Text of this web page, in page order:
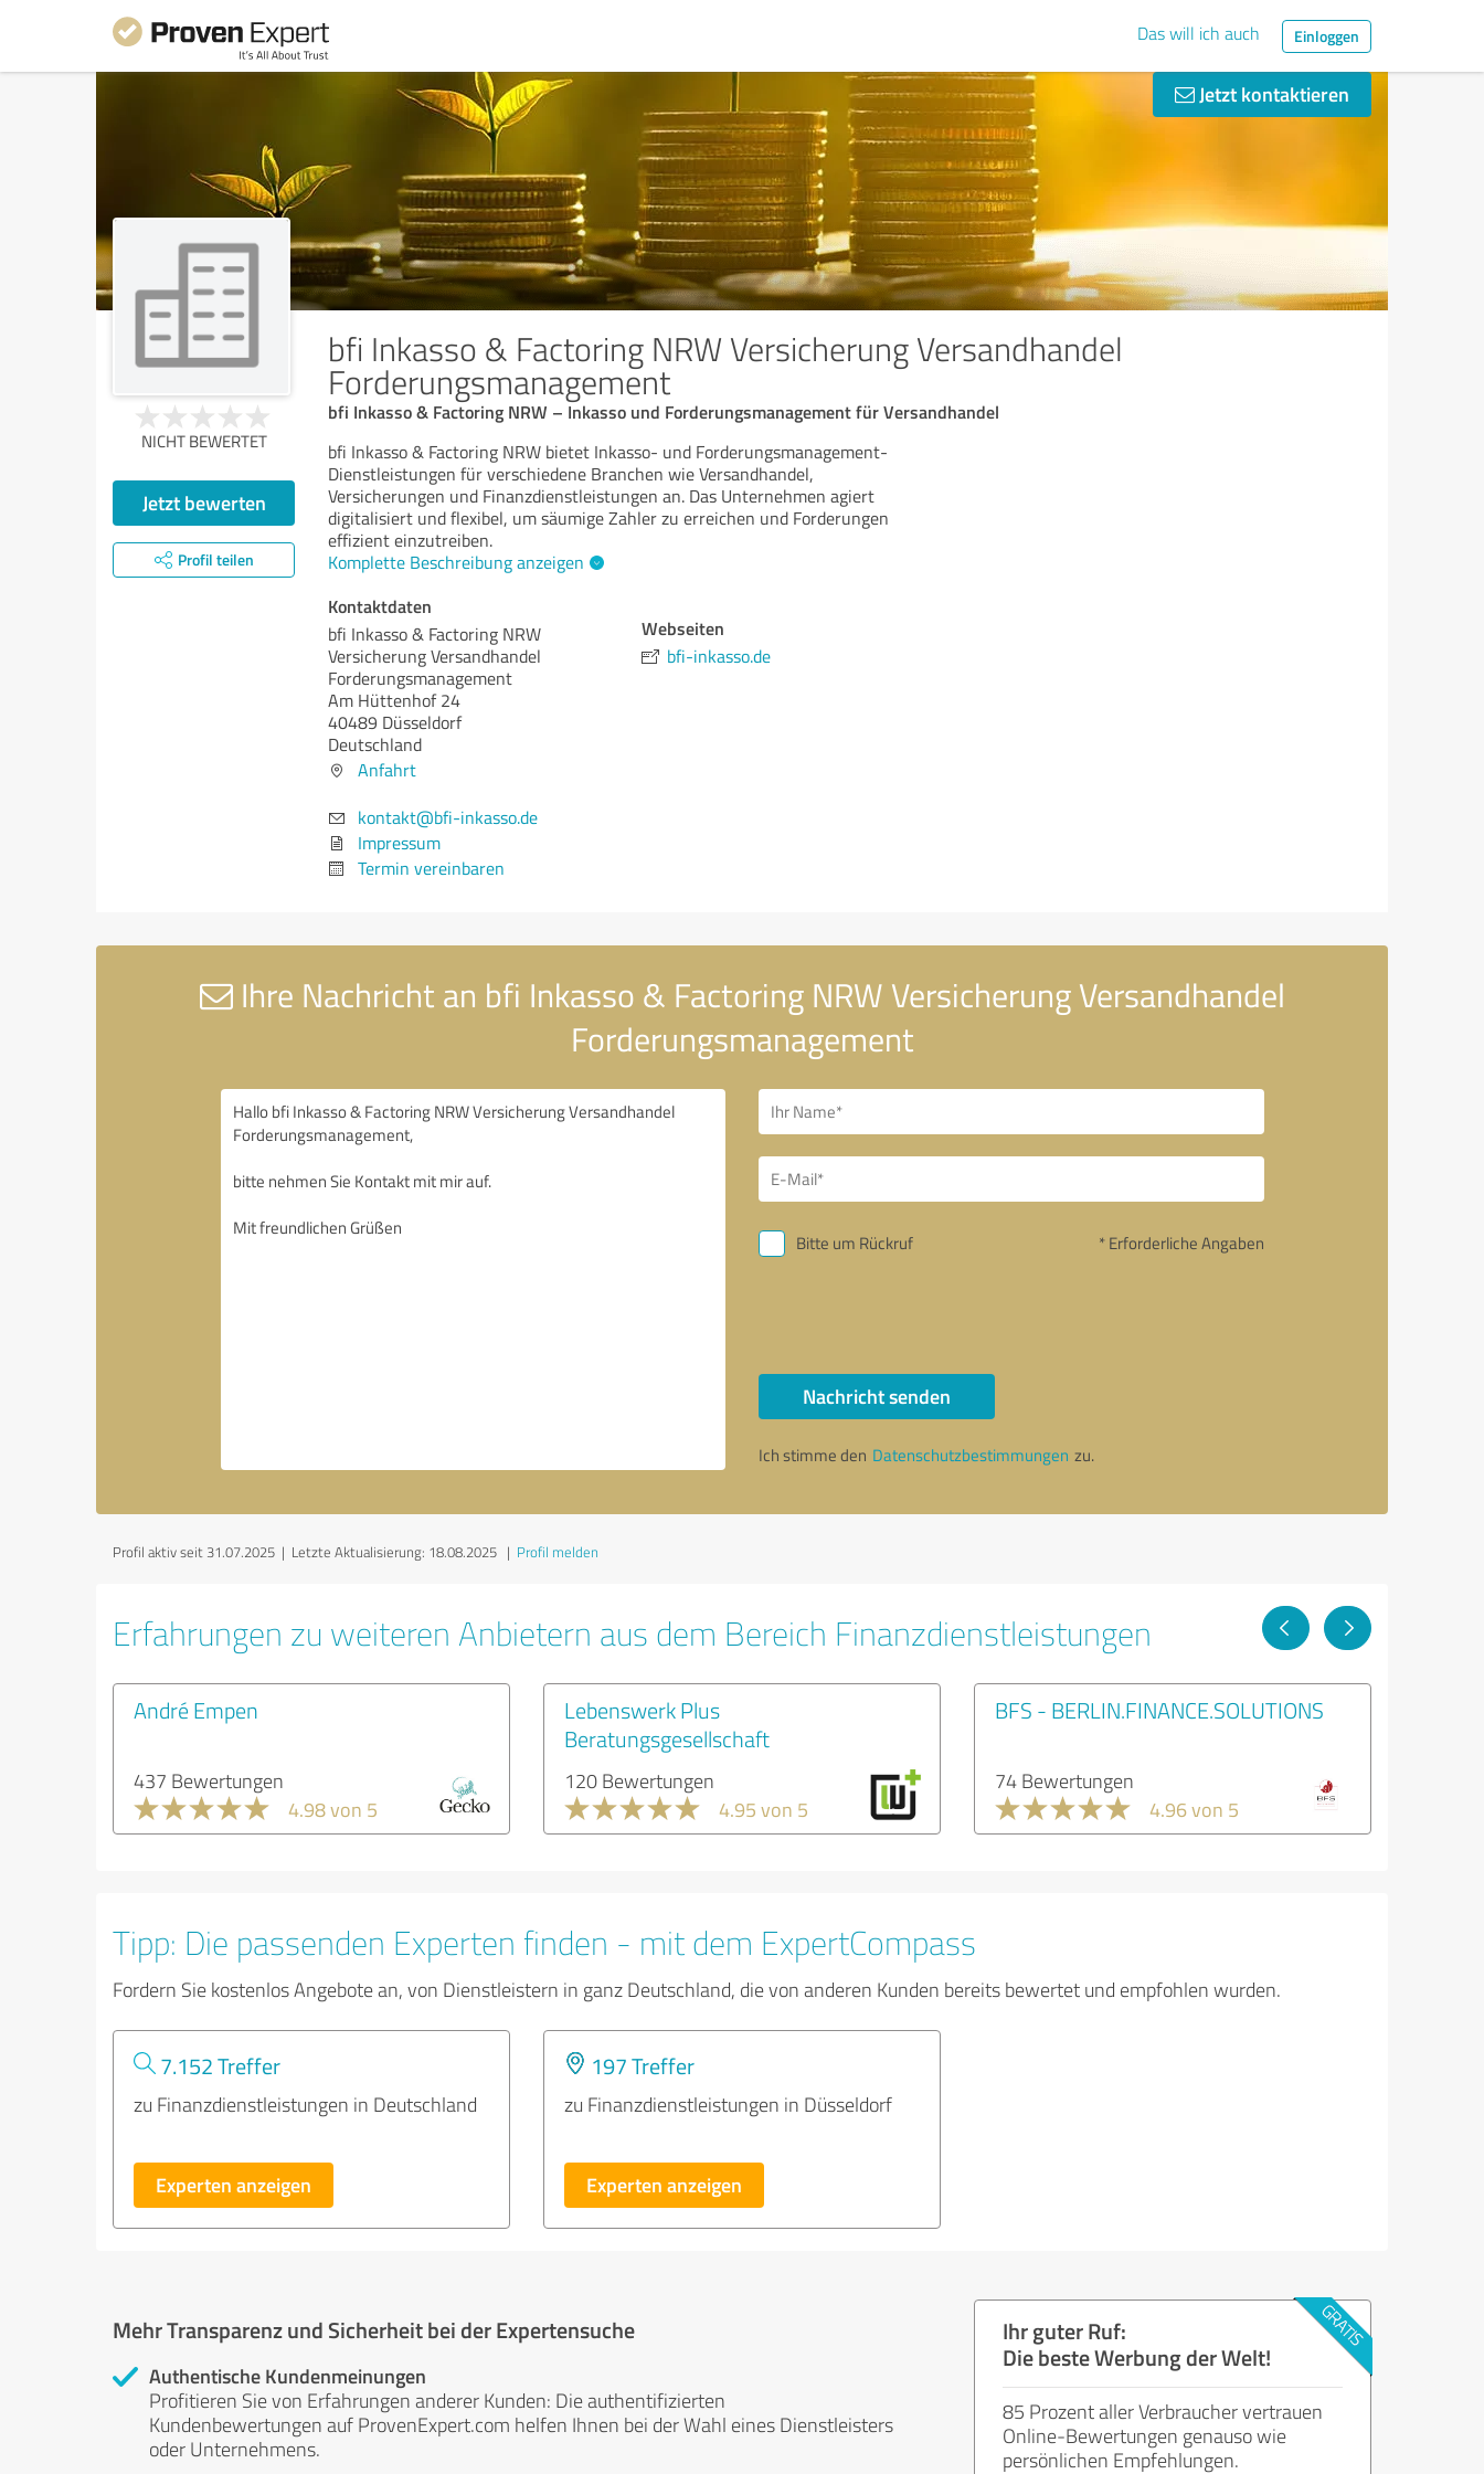
Das will ich auch Einloggen
Jetzt kontaktieren
bfi Inkasso & Factoring NRW Versicherung Versandhandel
Forderungsmanagement
bfi Inkasso & Factoring NRW – Inkasso und Forderungsmanagement für Versandhandel
NICHT BEWERTET
Jetzt bewerten
Profil teilen
bfi Inkasso & Factoring NRW bietet Inkasso- und Forderungsmanagement-
Dienstleistungen für verschiedene Branchen wie Versandhandel,
Versicherungen und Finanzdienstleistungen an. Das Unternehmen agiert
digitalisiert und flexibel, um säumige Zahler zu erreichen und Forderungen
effizient einzutreiben.
Komplette Beschreibung anzeigen
Kontaktdaten
bfi Inkasso & Factoring NRW
Versicherung Versandhandel
Forderungsmanagement
Am Hüttenhof 24
40489 Düsseldorf
Deutschland
Anfahrt
kontakt@bfi-inkasso.de
Impressum
Termin vereinbaren
Webseiten
bfi-inkasso.de
Ihre Nachricht an bfi Inkasso & Factoring NRW Versicherung Versandhandel
Forderungsmanagement
Bitte um Rückruf * Erforderliche Angaben
Nachricht senden
Ich stimme den Datenschutzbestimmungen zu.
Profil aktiv seit 31.07.2025 | Letzte Aktualisierung: 18.08.2025 | Profil melden
Erfahrungen zu weiteren Anbietern aus dem Bereich Finanzdienstleistungen
André Empen
437 Bewertungen
4.98 von 5
Lebenswerk Plus
Beratungsgesellschaft
120 Bewertungen
4.95 von 5
BFS - BERLIN.FINANCE.SOLUTIONS
74 Bewertungen
4.96 von 5
Tipp: Die passenden Experten finden - mit dem ExpertCompass
Fordern Sie kostenlos Angebote an, von Dienstleistern in ganz Deutschland, die von anderen Kunden bereits bewertet und empfohlen wurden.
7.152 Treffer
zu Finanzdienstleistungen in Deutschland
Experten anzeigen
197 Treffer
zu Finanzdienstleistungen in Düsseldorf
Experten anzeigen
Mehr Transparenz und Sicherheit bei der Expertensuche
Authentische Kundenmeinungen
Profitieren Sie von Erfahrungen anderer Kunden: Die authentifizierten
Kundenbewertungen auf ProvenExpert.com helfen Ihnen bei der Wahl eines Dienstleisters
oder Unternehmens.
Ihr guter Ruf:
Die beste Werbung der Welt!
85 Prozent aller Verbraucher vertrauen
Online-Bewertungen genauso wie
persönlichen Empfehlungen.